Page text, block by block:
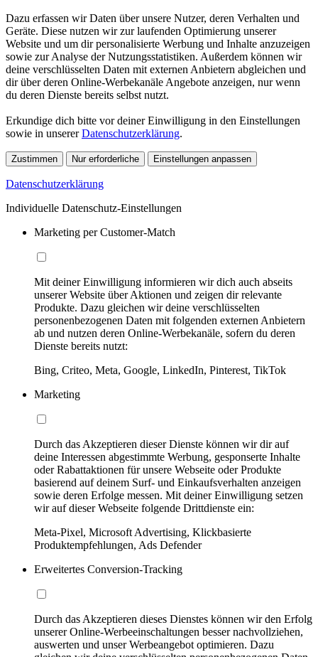
Dazu erfassen wir Daten über unsere Nutzer, deren Verhalten und
Geräte. Diese nutzen wir zur laufenden Optimierung unserer
Website und um dir personalisierte Werbung und Inhalte anzuzeigen
sowie zur Analyse der Nutzungsstatistiken. Außerdem können wir
deine verschlüsselten Daten mit externen Anbietern abgleichen und
dir über deren Online-Werbekanäle Angebote anzeigen, nur wenn
du deren Dienste bereits selbst nutzt.
Erkundige dich bitte vor deiner Einwilligung in den Einstellungen
sowie in unsererDatenschutzerklärung.
Zustimmen Nur erforderliche Einstellungen anpassen
Datenschutzerklärung
Individuelle Datenschutz-Einstellungen
Marketing per Customer-Match
Mit deiner Einwilligung informieren wir dich auch abseits
unserer Website über Aktionen und zeigen dir relevante
Produkte. Dazu gleichen wir deine verschlüsselten
personenbezogenen Daten mit folgenden externen Anbietern
ab und nutzen deren Online-Werbekanäle, sofern du deren
Dienste bereits nutzt:
Bing, Criteo, Meta, Google, LinkedIn, Pinterest, TikTok
Marketing
Durch das Akzeptieren dieser Dienste können wir dir auf
deine Interessen abgestimmte Werbung, gesponserte Inhalte
oder Rabattaktionen für unsere Webseite oder Produkte
basierend auf deinem Surf- und Einkaufsverhalten anzeigen
sowie deren Erfolge messen. Mit deiner Einwilligung setzen
wir auf dieser Webseite folgende Drittdienste ein:
Meta-Pixel, Microsoft Advertising, Klickbasierte
Produktempfehlungen, Ads Defender
Erweitertes Conversion-Tracking
Durch das Akzeptieren dieses Dienstes können wir den Erfolg
unserer Online-Werbeeinschaltungen besser nachvollziehen,
auswerten und unser Werbeangebot optimieren. Dazu